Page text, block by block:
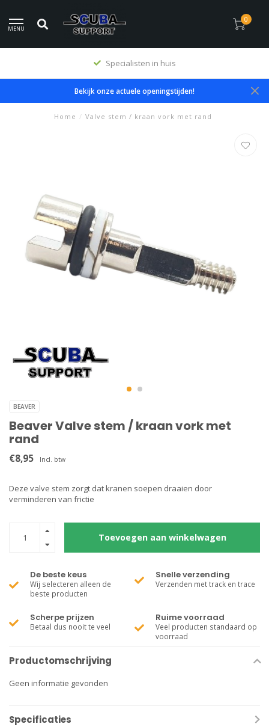
MENU
0
Specialisten in huis
Bekijk onze actuele openingstijden!
Home / Valve stem / kraan vork met rand
BEAVER
Beaver Valve stem / kraan vork met
rand
€8,95 Incl. btw
Deze valve stem zorgt dat kranen soepen draaien door
verminderen van frictie
Toevoegen aan winkelwagen
De beste keus
Wij selecteren alleen de
beste producten
Snelle verzending
Verzenden met track en trace
Scherpe prijzen
Betaal dus nooit te veel
Ruime voorraad
Veel producten standaard op
voorraad
Productomschrijving
Geen informatie gevonden
Specificaties